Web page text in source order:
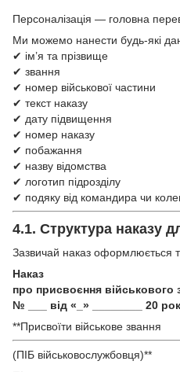
Персоналізація — головна
Ми можемо нанести будь-які
✔ ім’я та прізвище
✔ звання
✔ номер військової частини
✔ текст наказу
✔ дату підвищення
✔ номер наказу
✔ побажання
✔ назву відомства
✔ логотип підрозділу
✔ подяку від командира чи
4.1. Структура наказу
Зазвичай наказ оформлюється
Наказ
про присвоєння військового
№ ___ від «_ » ________ 20
**Присвоїти військове звання
(ПІБ військовослужбовця)**